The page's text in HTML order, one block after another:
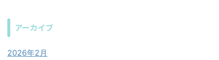
アーカイブ
2026年2月